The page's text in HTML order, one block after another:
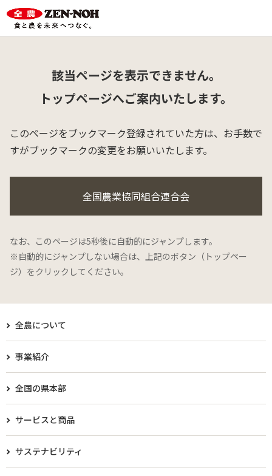
該当ページを表示できません。
トップページへご案内いたします。
このページをブックマーク登録されていた方は、 お手数で
すがブックマークの変更をお願いいたします。
全国農業協同組合連合会
なお、このページは5秒後に自動的にジャンプします。
※自動的にジャンプしない場合は、上記のボタン（トップペー
ジ）をクリックしてください。
全農について
事業紹介
全国の県本部
サービスと商品
サステナビリティ